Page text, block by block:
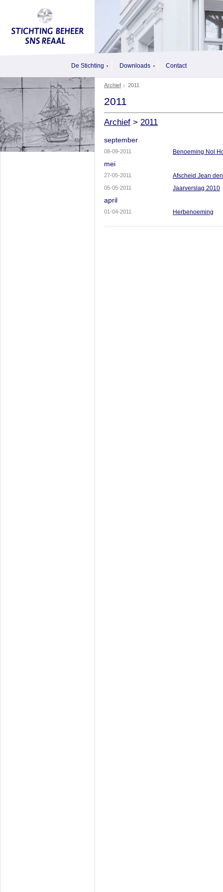
Archief 2011
2011
Archief > 2011
september
08-09-2011 Benoeming Nol
mei
27-05-2011 Afscheid Jean
05-05-2011 Jaarverslag 2010
april
01-04-2011 Herbenoeming
De Stichting Downloads Contact